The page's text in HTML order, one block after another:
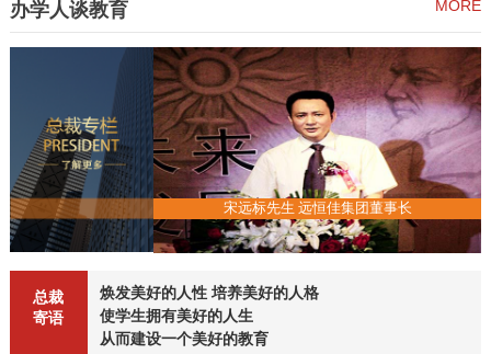
办学人谈教育 MORE
集团董事长 宋远标先生 远恒佳集团董事长
总裁
寄语
焕发美好的人性 培养美好的人格
使学生拥有美好的人生
从而建设一个美好的教育